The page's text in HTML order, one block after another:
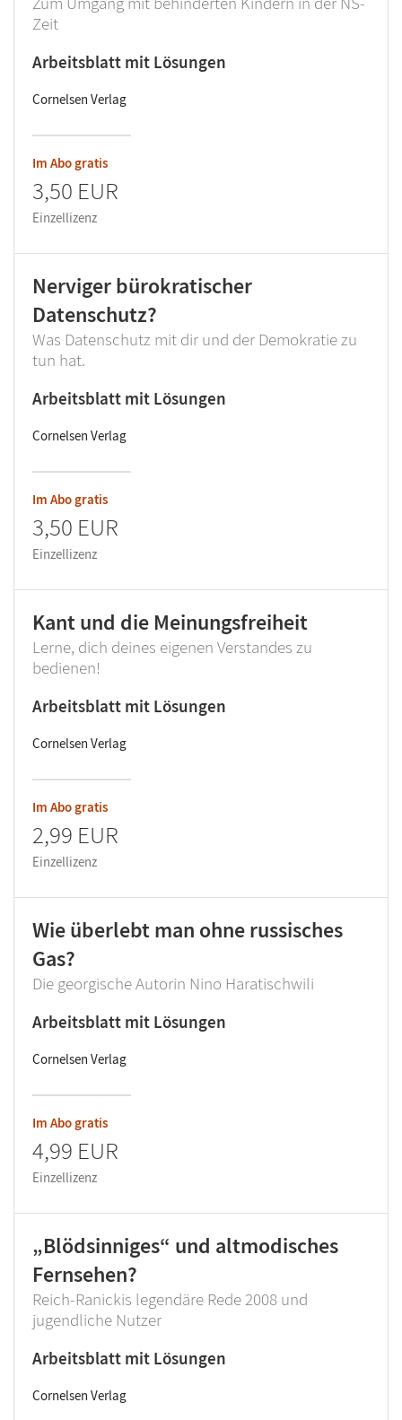
Zeit
Arbeitsblatt mit Lösungen
Cornelsen Verlag
Im Abo gratis
3,50 EUR
Einzellizenz
Nerviger bürokratischer
Datenschutz?
Was Datenschutz mit dir und der Demokratie zu
tun hat.
Arbeitsblatt mit Lösungen
Cornelsen Verlag
Im Abo gratis
3,50 EUR
Einzellizenz
Kant und die Meinungsfreiheit
Lerne, dich deines eigenen Verstandes zu
bedienen!
Arbeitsblatt mit Lösungen
Cornelsen Verlag
Im Abo gratis
2,99 EUR
Einzellizenz
Wie überlebt man ohne russisches
Gas?
Die georgische Autorin Nino Haratischwili
Arbeitsblatt mit Lösungen
Cornelsen Verlag
Im Abo gratis
4,99 EUR
Einzellizenz
„Blödsinniges“ und altmodisches
Fernsehen?
Reich-Ranickis legendäre Rede 2008 und
jugendliche Nutzer
Arbeitsblatt mit Lösungen
Cornelsen Verlag